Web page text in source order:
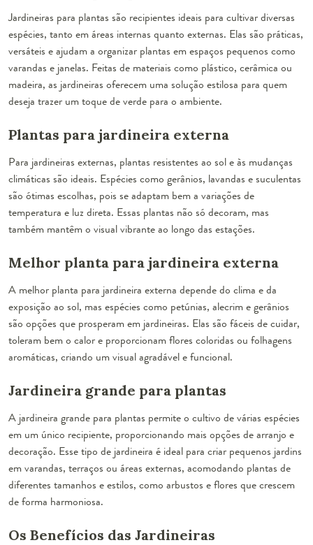
Jardineiras para plantas são recipientes ideais para cultivar diversas
espécies, tanto em áreas internas quanto externas. Elas são práticas,
versáteis e ajudam a organizar plantas em espaços pequenos como
varandas e janelas. Feitas de materiais como plástico, cerâmica ou
madeira, as jardineiras oferecem uma solução estilosa para quem
deseja trazer um toque de verde para o ambiente.
Plantas para jardineira externa
Para jardineiras externas, plantas resistentes ao sol e às mudanças
climáticas são ideais. Espécies como gerânios, lavandas e suculentas
são ótimas escolhas, pois se adaptam bem a variações de
temperatura e luz direta. Essas plantas não só decoram, mas
também mantêm o visual vibrante ao longo das estações.
Melhor planta para jardineira externa
A melhor planta para jardineira externa depende do clima e da
exposição ao sol, mas espécies como petúnias, alecrim e gerânios
são opções que prosperam em jardineiras. Elas são fáceis de cuidar,
toleram bem o calor e proporcionam flores coloridas ou folhagens
aromáticas, criando um visual agradável e funcional.
Jardineira grande para plantas
A jardineira grande para plantas permite o cultivo de várias espécies
em um único recipiente, proporcionando mais opções de arranjo e
decoração. Esse tipo de jardineira é ideal para criar pequenos jardins
em varandas, terraços ou áreas externas, acomodando plantas de
diferentes tamanhos e estilos, como arbustos e flores que crescem
de forma harmoniosa.
Os Benefícios das Jardineiras